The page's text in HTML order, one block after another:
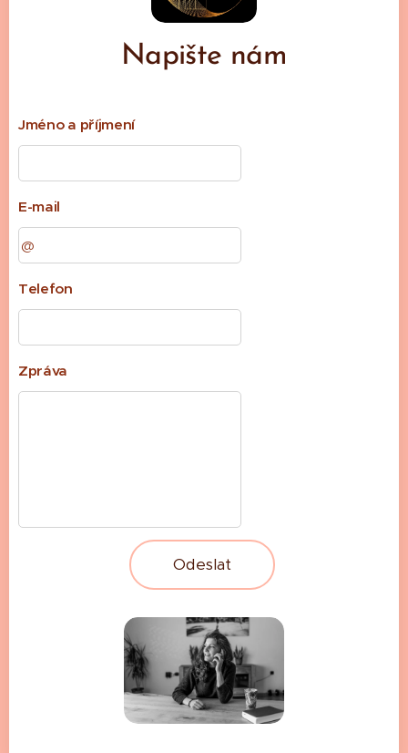
Napište nám
Jméno a příjmení
E-mail
Telefon
Zpráva
Odeslat